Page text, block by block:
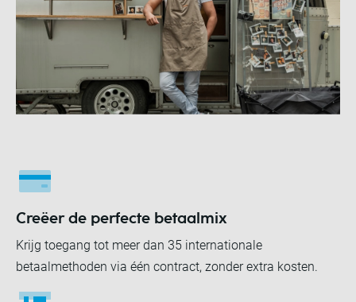
Creëer de perfecte betaalmix
Krijg toegang tot meer dan 35 internationale
betaalmethoden via één contract, zonder extra kosten.